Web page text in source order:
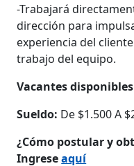
-Trabajará
dirección para
experiencia del
trabajo del equipo.
Vacantes
Sueldo: De $1.500 A
¿Cómo postular y
Ingreseaquí